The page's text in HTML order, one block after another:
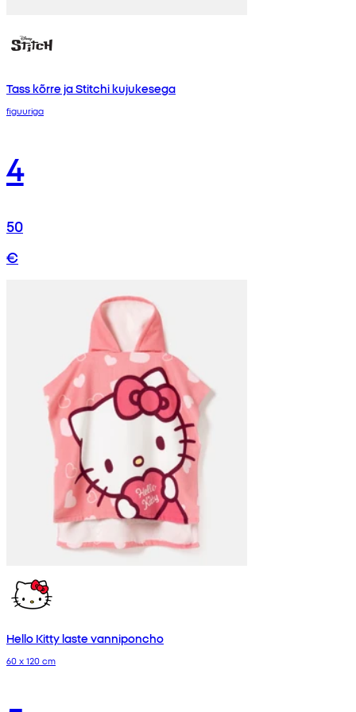
Tass kõrre ja Stitchi kujukesega
figuuriga
4
50
€
Hello Kitty laste vanniponcho
60 x 120 cm